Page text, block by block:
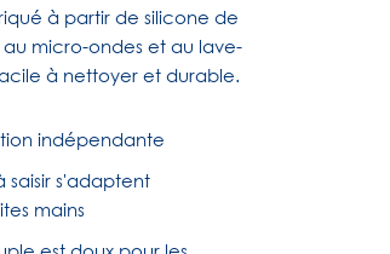
à partir de silicone de
micro-ondes et au lave-
à nettoyer et durable.
indépendante
saisir s'adaptent
mains